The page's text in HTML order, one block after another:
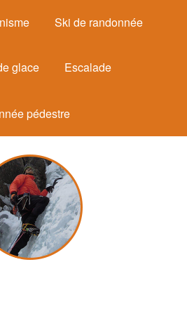
Ski de randonnée
glace Escalade
pédestre